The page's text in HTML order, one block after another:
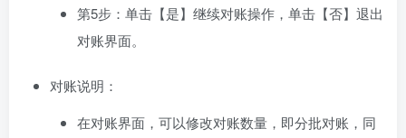
第5步：单击【是】继续对账操作，单击【否】退出
对账界面。
对账说明：
在对账界面，可以修改对账数量，即分批对账，同